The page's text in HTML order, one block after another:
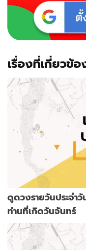
เรื่องที่เกี่ยวข้อ
ดูดวงรายวันประจำ
ท่านที่เกิดวันจันทร์